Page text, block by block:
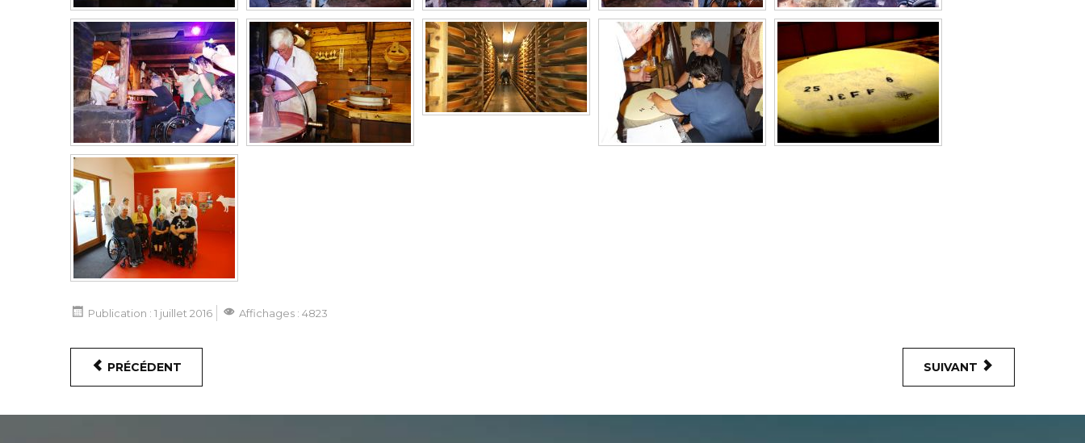
Publication : 1 juillet 2016 Affichages : 4823
PRÉCÉDENT SUIVANT